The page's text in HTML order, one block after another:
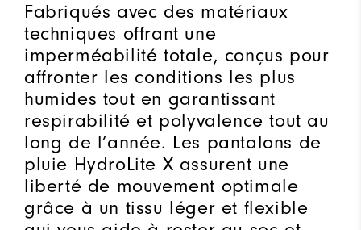
Fabriqués avec des matériaux
techniques offrant une
imperméabilité totale, conçus pour
affronter les conditions les plus
humides tout en garantissant
respirabilité et polyvalence tout au
long de l’année. Les pantalons de
pluie HydroLite X assurent une
liberté de mouvement optimale
grâce à un tissu léger et flexible